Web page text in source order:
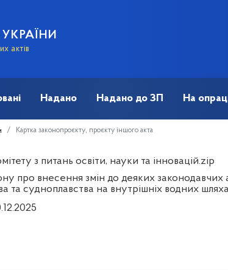
актів
Надано Надано до ЗП На
Картка законопроєкту, проєкту іншого акта
з питань освіти, науки та інновацій.zip
про внесення змін до деяких законодавчих
та судноплавства на внутрішніх водних